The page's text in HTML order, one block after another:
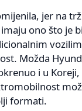
jer na
ono što je
Možda
i u
formati.